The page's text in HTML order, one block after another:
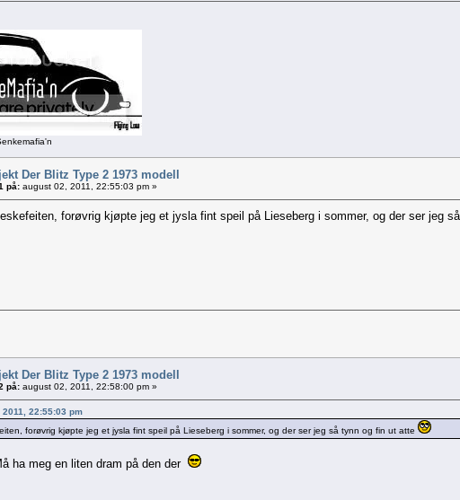
Der Blitz Type 2 1973 modell
på: august 02, 2011, 22:55:03 pm »
forøvrig kjøpte jeg et jysla fint speil på Lieseberg i sommer, og der ser jeg
Der Blitz Type 2 1973 modell
på: august 02, 2011, 22:58:00 pm »
22:55:03 pm
forøvrig kjøpte jeg et jysla fint speil på Lieseberg i sommer, og der ser jeg så tynn og fin ut atte
ha meg en liten dram på den der